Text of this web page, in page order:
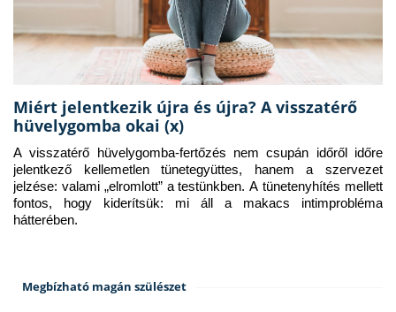
Miért jelentkezik újra és újra? A visszatérő
hüvelygomba okai (x)
A visszatérő hüvelygomba-fertőzés nem csupán időről időre
jelentkező kellemetlen tünetegyüttes, hanem a szervezet
jelzése: valami „elromlott” a testünkben. A tünetenyhítés mellett
fontos, hogy kiderítsük: mi áll a makacs intimprobléma
hátterében.
Megbízható magán szülészet